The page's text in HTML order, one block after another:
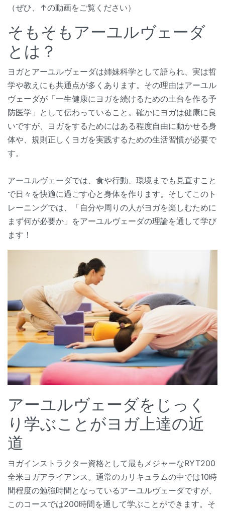
（ぜひ、↑の動画をご覧ください）
そもそもアーユルヴェーダ
とは？
ヨガとアーユルヴェーダは姉妹科学として語られ、実は哲
学や教えにも共通点が多くあります。その理由はアーユル
ヴェーダが「一生健康にヨガを続けるための土台を作る予
防医学」として伝わっていること。確かにヨガは健康に良
いですが、ヨガをするためにはある程度自由に動かせる身
体や、規則正しくヨガを実践するための生活習慣が必要で
す。
アーユルヴェーダでは、食や行動、環境までも見直すこと
で日々を快適に過ごす心と身体を作ります。そしてこのト
レーニングでは、「自分や周りの人がヨガを楽しむために
まず何が必要か」をアーユルヴェーダの理論を通して学び
ます！
アーユルヴェーダをじっく
り学ぶことがヨガ上達の近
道
ヨガインストラクター資格として最もメジャーなRYT200
全米ヨガアライアンス。通常のカリキュラムの中では10時
間程度の勉強時間となっているアーユルヴェーダですが、
このコースでは200時間を通して学ぶことができます。そ